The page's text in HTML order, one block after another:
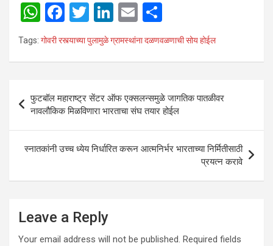
W
h
at
A
p
p
F
a
ce
o
o
k
T
wi
tt
Li
n
ke
n
E
m
ail
h
ar
Tags: गोवरी रस्त्याच्या पुलामुळे ग्रामस्थांना दळणवळणाची सोय होईल
navigation
फुटबॉल महाराष्ट्र सेंटर ऑफ एक्सलन्समुळे जागतिक पातळीवर
नावलौकिक मिळविणारा भारताचा संघ तयार होईल
स्नातकांनी उच्च ध्येय निर्धारित करून आत्मनिर्भर भारताच्या निर्मितीसाठी
प्रयत्न करावे
Leave a Reply
Your email address will not be published. Required fields